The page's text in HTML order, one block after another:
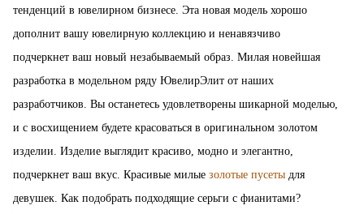
тенденций в ювелирном бизнесе. Эта новая модель хорошо
дополнит вашу ювелирную коллекцию и ненавязчиво
подчеркнет ваш новый незабываемый образ. Милая новейшая
разработка в модельном ряду ЮвелирЭлит от наших
разработчиков. Вы останетесь удовлетворены шикарной моделью,
и с восхищением будете красоваться в оригинальном золотом
изделии. Изделие выглядит красиво, модно и элегантно,
подчеркнет ваш вкус. Красивые милые золотые пусеты для
девушек. Как подобрать подходящие серьги с фианитами?